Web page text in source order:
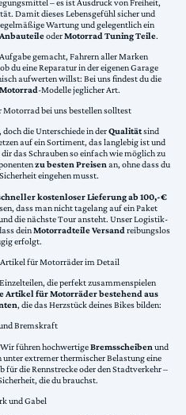
Damit dieses Lebensgefühl sicher und
Wartung und gelegentlich ein
oderMotorrad Tuning Teile.
gemacht, Fahrern aller Marken
du eine Reparatur in der eigenen Garage
aufwerten willst: Bei uns findest du die
-Modelle jeglicher Art.
bei uns bestellen solltest
die Unterschiede in derQualitätsind
auf ein Sortiment, das langlebig ist und
das Schrauben so einfach wie möglich zu
zu besten Preisenan, ohne dass du
eingehen musst.
kostenloser Lieferung ab 100,-€
dass man nicht tagelang auf ein Paket
die nächste Tour ansteht. Unser Logistik-
deinMotorradteile Versand reibungslos
erfolgt.
für Motorräder im Detail
die perfekt zusammenspielen
Artikel für Motorräder bestehend aus
, die das Herzstück deines Bikes bilden:
Bremskraft
führen hochwertigeBremsscheiben und
unter extremer thermischer Belastung eine
die Rennstrecke oder den Stadtverkehr –
die du brauchst.
und Gabel